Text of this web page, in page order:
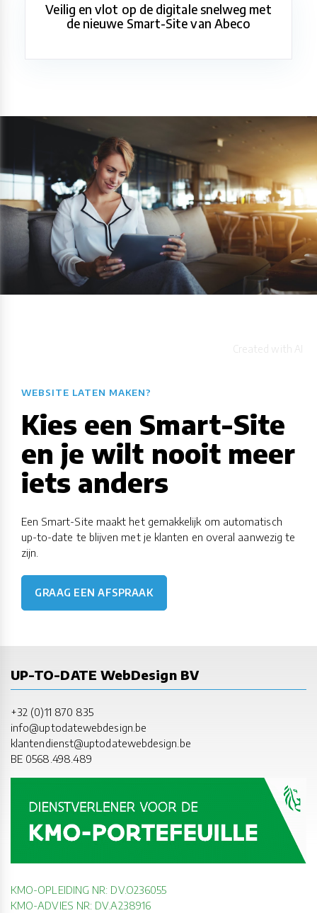
Veilig en vlot op de digitale snelweg met
de nieuwe Smart-Site van Abeco
WEBSITE LATEN MAKEN?
Kies een Smart-Site
en je wilt nooit meer
iets anders
Een Smart-Site maakt het gemakkelijk om automatisch
up-to-date te blijven met je klanten en overal aanwezig te
zijn.
GRAAG EEN AFSPRAAK
UP-TO-DATE WebDesign BV
+32 (0)11 870 835
info@uptodatewebdesign.be
klantendienst@uptodatewebdesign.be
BE 0568.498.489
KMO-OPLEIDING NR: DV.O236055
KMO-ADVIES NR: DV.A238916